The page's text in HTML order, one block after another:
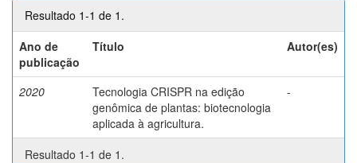
Resultado 1-1 de 1.
Ano de
publicação
Título Autor(es)
2020
Tecnologia CRISPR na edição
genômica de plantas: biotecnologia
aplicada à agricultura.
-
Resultado 1-1 de 1.